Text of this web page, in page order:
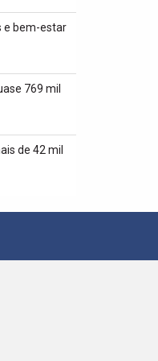
e bem-estar
769 mil
de 42 mil